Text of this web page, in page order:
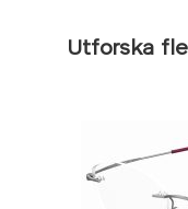
Utforska